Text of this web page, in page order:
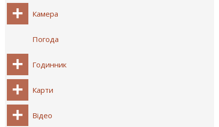
Камера
Погода
Годинник
Карти
Відео